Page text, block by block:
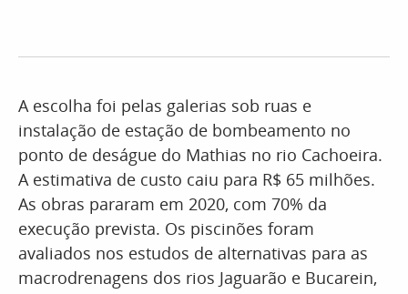
A escolha foi pelas galerias sob ruas e
instalação de estação de bombeamento no
ponto de deságue do Mathias no rio Cachoeira.
A estimativa de custo caiu para R$ 65 milhões.
As obras pararam em 2020, com 70% da
execução prevista. Os piscinões foram
avaliados nos estudos de alternativas para as
macrodrenagens dos rios Jaguarão e Bucarein,